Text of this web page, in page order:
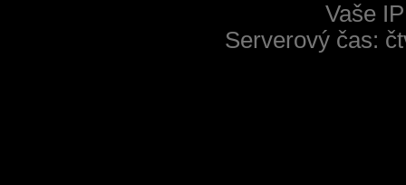
Vaše
Serverový čas: